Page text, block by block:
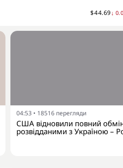
$44.69↓
04:53 • 18516 перегляди
США відновили повний
розвідданими з Україною –